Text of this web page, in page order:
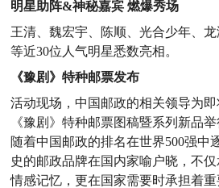
明星助阵&神秘嘉宾 燃爆秀场
王清、魏宏宇、陈顺、光合少年、
等近30位人气明星悉数亮相。
《豫剧》特种邮票发布
活动现场，中国邮政的相关领导为
《豫剧》特种邮票图稿暨系列新品
随着中国邮政的排名在世界500强中
史的邮政品牌在国内家喻户晓，不
情感记忆，更在国家需要时承担着